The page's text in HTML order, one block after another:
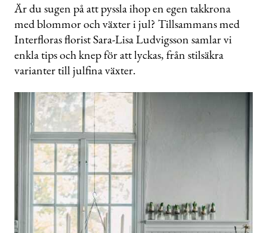
Är du sugen på att pyssla ihop en egen takkrona
med blommor och växter i jul? Tillsammans med
Interfloras florist Sara-Lisa Ludvigsson samlar vi
enkla tips och knep för att lyckas, från stilsäkra
varianter till julfina växter.